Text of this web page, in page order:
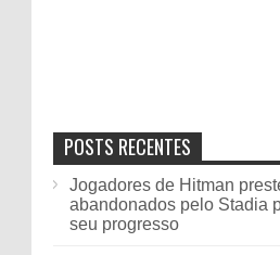
POSTS RECENTES
Jogadores de Hitman
abandonados pelo Stadia
seu progresso